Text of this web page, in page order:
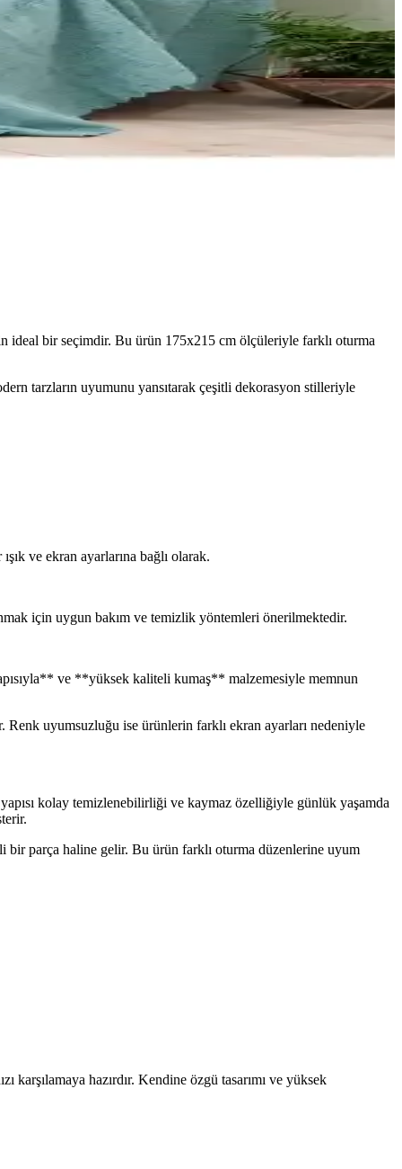
ideal bir seçimdir. Bu ürün 175x215 cm ölçüleriyle farklı oturma
tarzların uyumunu yansıtarak çeşitli dekorasyon stilleriyle
ve ekran ayarlarına bağlı olarak.
için uygun bakım ve temizlik yöntemleri önerilmektedir.
ve **yüksek kaliteli kumaş** malzemesiyle memnun
Renk uyumsuzluğu ise ürünlerin farklı ekran ayarları nedeniyle
kolay temizlenebilirliği ve kaymaz özelliğiyle günlük yaşamda
bir parça haline gelir. Bu ürün farklı oturma düzenlerine uyum
karşılamaya hazırdır. Kendine özgü tasarımı ve yüksek